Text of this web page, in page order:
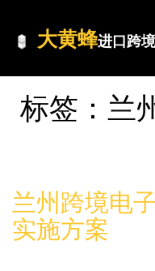
大黄蜂进口跨
标签：兰
兰州跨境电
实施方案